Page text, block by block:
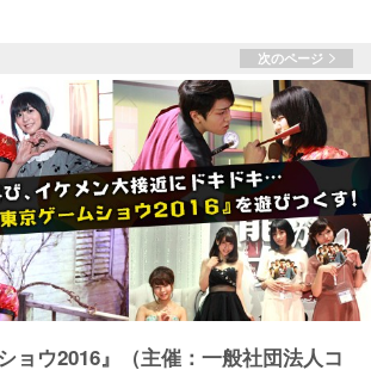
次のページ
ョウ2016』（主催：一般社団法人コ